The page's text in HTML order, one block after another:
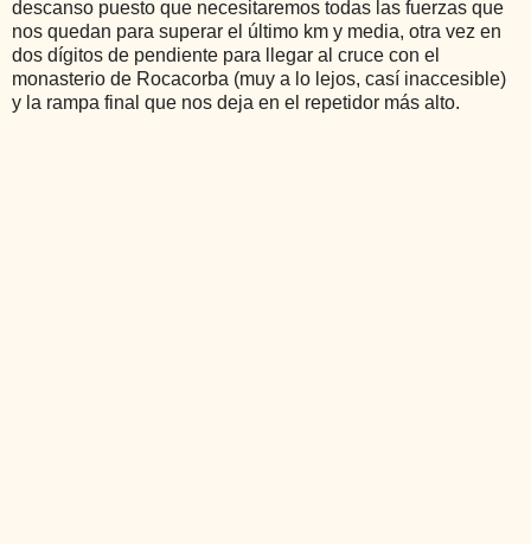
descanso puesto que necesitaremos todas las fuerzas que
nos quedan para superar el último km y media, otra vez en
dos dígitos de pendiente para llegar al cruce con el
monasterio de Rocacorba (muy a lo lejos, casí inaccesible)
y la rampa final que nos deja en el repetidor más alto.